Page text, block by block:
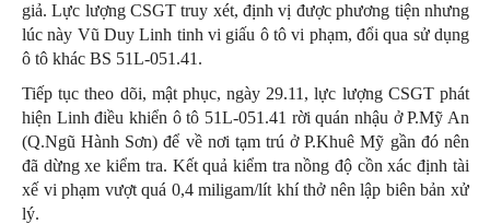
giả. Lực lượng CSGT truy xét, định vị được phương tiện nhưng
lúc này Vũ Duy Linh tinh vi giấu ô tô vi phạm, đổi qua sử dụng
ô tô khác BS 51L-051.41.
Tiếp tục theo dõi, mật phục, ngày 29.11, lực lượng CSGT phát
hiện Linh điều khiển ô tô 51L-051.41 rời quán nhậu ở P.Mỹ An
(Q.Ngũ Hành Sơn) để về nơi tạm trú ở P.Khuê Mỹ gần đó nên
đã dừng xe kiểm tra. Kết quả kiểm tra nồng độ cồn xác định tài
xế vi phạm vượt quá 0,4 miligam/lít khí thở nên lập biên bản xử
lý.